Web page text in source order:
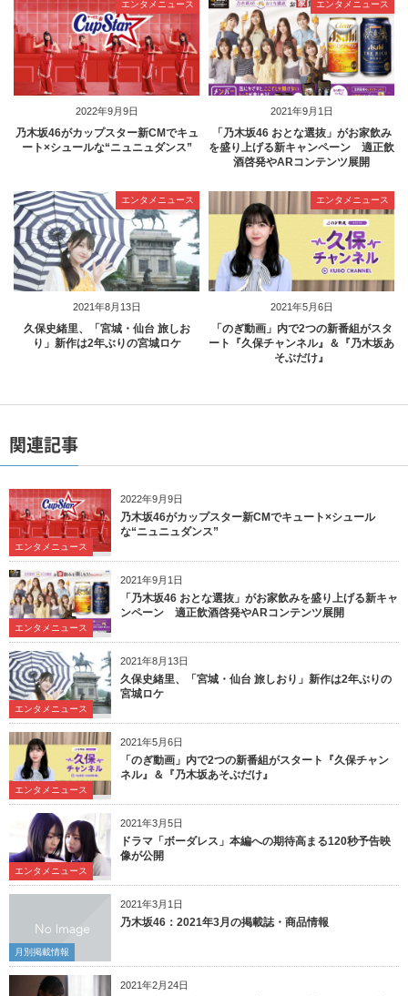
2022年9月9日
エンタメニュース
乃木坂46がカップスター新CMでキュ
ート×シュールな“ニュニュダンス”
2021年9月1日
エンタメニュース
「乃木坂46 おとな選抜」がお家飲み
を盛り上げる新キャンペーン 適正飲
酒啓発やARコンテンツ展開
2021年8月13日
エンタメニュース
久保史緒里、「宮城・仙台 旅しお
り」新作は2年ぶりの宮城ロケ
2021年5月6日
エンタメニュース
「のぎ動画」内で2つの新番組がスタ
ート『久保チャンネル』＆『乃木坂あ
そぶだけ』
関連記事
2022年9月9日
エンタメニュース
乃木坂46がカップスター新CMでキュート×シュール
な“ニュニュダンス”
2021年9月1日
エンタメニュース
「乃木坂46 おとな選抜」がお家飲みを盛り上げる新キャ
ンペーン 適正飲酒啓発やARコンテンツ展開
2021年8月13日
エンタメニュース
久保史緒里、「宮城・仙台 旅しおり」新作は2年ぶりの
宮城ロケ
2021年5月6日
エンタメニュース
「のぎ動画」内で2つの新番組がスタート『久保チャン
ネル』＆『乃木坂あそぶだけ』
2021年3月5日
エンタメニュース
ドラマ「ボーダレス」本編への期待高まる120秒予告映
像が公開
2021年3月1日
月別掲載情報
乃木坂46：2021年3月の掲載誌・商品情報
2021年2月24日